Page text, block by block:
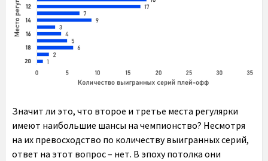
Значит ли это, что второе и третье места регулярки
имеют наибольшие шансы на чемпионство? Несмотря
на их превосходство по количеству выигранных серий,
ответ на этот вопрос – нет. В эпоху потолка они